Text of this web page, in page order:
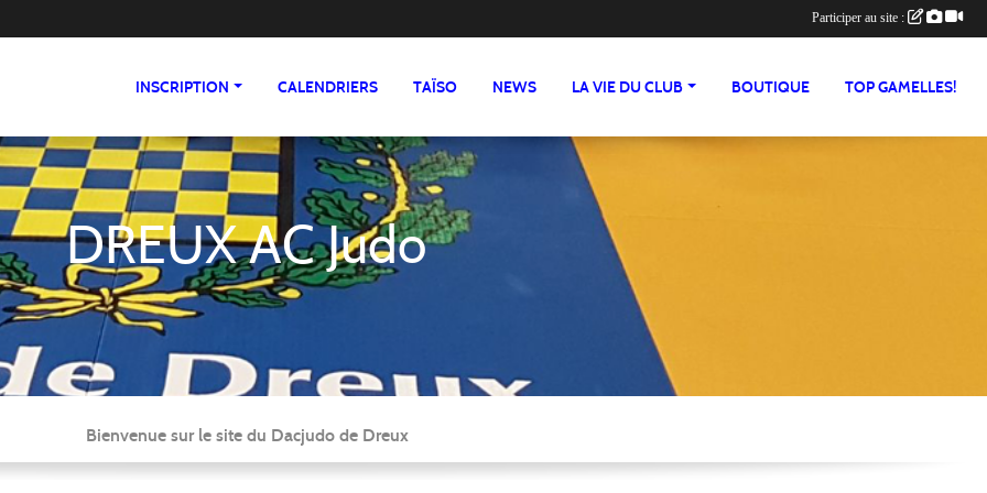
INSCRIPTION CALENDRIERS TAÏSO NEWS LA VIE DU CLUB BOUTIQUE TOP GAMELLES!
DREUX AC Judo
Bienvenue sur le site du Dacjudo de Dreux
Participer au site :